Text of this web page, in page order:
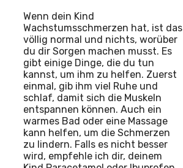
Wenn dein Kind
Wachstumsschmerzen hat, ist das
völlig normal und nichts, worüber
du dir Sorgen machen musst. Es
gibt einige Dinge, die du tun
kannst, um ihm zu helfen. Zuerst
einmal, gib ihm viel Ruhe und
schlaf, damit sich die Muskeln
entspannen können. Auch ein
warmes Bad oder eine Massage
kann helfen, um die Schmerzen
zu lindern. Falls es nicht besser
wird, empfehle ich dir, deinem